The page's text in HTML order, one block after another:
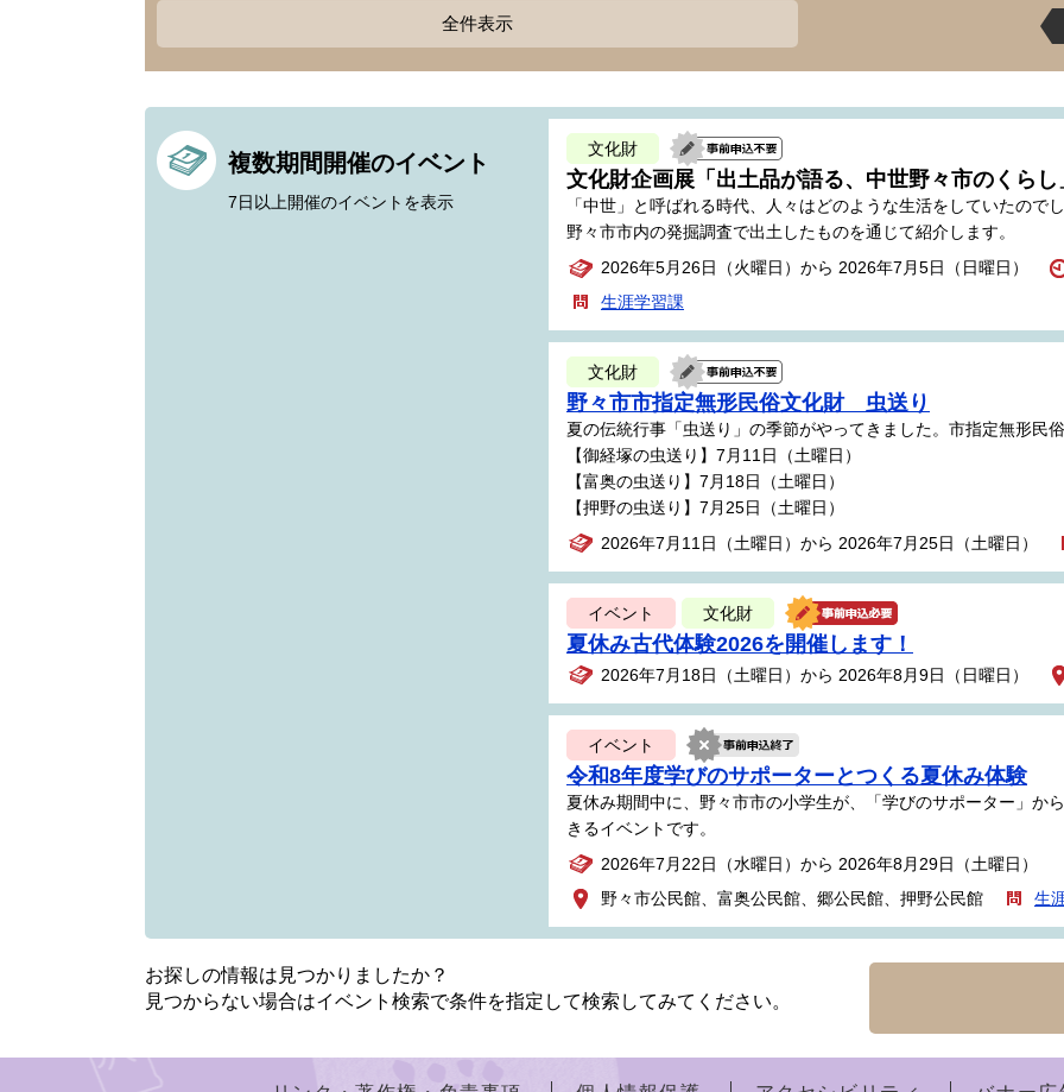
全件表示
複数期間開催のイベント
7日以上開催のイベントを表示
文化財
文化財企画展「出土品が語る、中世野々市のくらし
「中世」と呼ばれる時代、人々はどのような生活をしていたので
野々市市内の発掘調査で出土したものを通じて紹介します。
2026年5月26日（火曜日）から 2026年7月5日（日曜日）
生涯学習課
文化財
野々市市指定無形民俗文化財 虫送り
夏の伝統行事「虫送り」の季節がやってきました。市指定無形民
【御経塚の虫送り】7月11日（土曜日）
【富奥の虫送り】7月18日（土曜日）
【押野の虫送り】7月25日（土曜日）
2026年7月11日（土曜日）から 2026年7月25日（土曜日）
イベント 文化財
夏休み古代体験2026を開催します！
2026年7月18日（土曜日）から 2026年8月9日（日曜日）
イベント
令和8年度学びのサポーターとつくる夏休み体験
夏休み期間中に、野々市市の小学生が、「学びのサポーター」か
きるイベントです。
2026年7月22日（水曜日）から 2026年8月29日（土曜日）
野々市公民館、富奥公民館、郷公民館、押野公民館
生
お探しの情報は見つかりましたか？
見つからない場合はイベント検索で条件を指定して検索してみてください。